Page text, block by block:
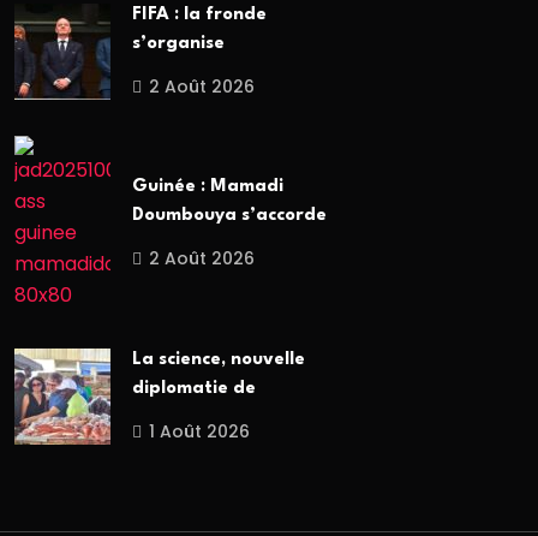
FIFA : la fronde
s’organise
2 Août 2026
Guinée : Mamadi
Doumbouya s’accorde
2 Août 2026
La science, nouvelle
diplomatie de
1 Août 2026